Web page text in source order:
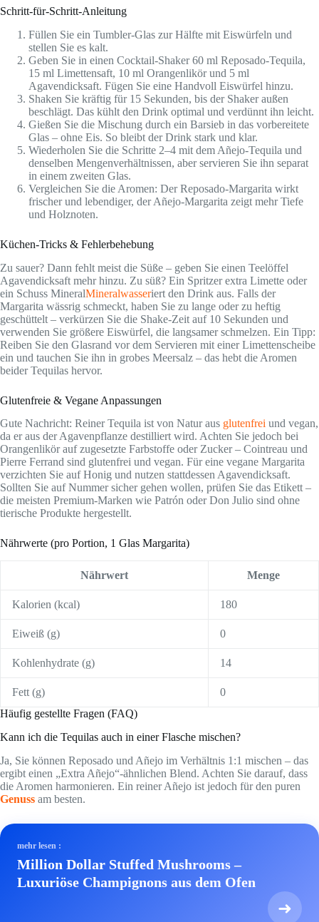
Schritt-für-Schritt-Anleitung
Füllen Sie ein Tumbler-Glas zur Hälfte mit Eiswürfeln und
stellen Sie es kalt.
Geben Sie in einen Cocktail-Shaker 60 ml Reposado-Tequila,
15 ml Limettensaft, 10 ml Orangenlikör und 5 ml
Agavendicksaft. Fügen Sie eine Handvoll Eiswürfel hinzu.
Shaken Sie kräftig für 15 Sekunden, bis der Shaker außen
beschlägt. Das kühlt den Drink optimal und verdünnt ihn leicht.
Gießen Sie die Mischung durch ein Barsieb in das vorbereitete
Glas – ohne Eis. So bleibt der Drink stark und klar.
Wiederholen Sie die Schritte 2–4 mit dem Añejo-Tequila und
denselben Mengenverhältnissen, aber servieren Sie ihn separat
in einem zweiten Glas.
Vergleichen Sie die Aromen: Der Reposado-Margarita wirkt
frischer und lebendiger, der Añejo-Margarita zeigt mehr Tiefe
und Holznoten.
Küchen-Tricks & Fehlerbehebung
Zu sauer? Dann fehlt meist die Süße – geben Sie einen Teelöffel
Agavendicksaft mehr hinzu. Zu süß? Ein Spritzer extra Limette oder
ein Schuss MineralMineralwasseriert den Drink aus. Falls der
Margarita wässrig schmeckt, haben Sie zu lange oder zu heftig
geschüttelt – verkürzen Sie die Shake-Zeit auf 10 Sekunden und
verwenden Sie größere Eiswürfel, die langsamer schmelzen. Ein Tipp:
Reiben Sie den Glasrand vor dem Servieren mit einer Limettenscheibe
ein und tauchen Sie ihn in grobes Meersalz – das hebt die Aromen
beider Tequilas hervor.
Glutenfreie & Vegane Anpassungen
Gute Nachricht: Reiner Tequila ist von Natur aus glutenfrei und vegan,
da er aus der Agavenpflanze destilliert wird. Achten Sie jedoch bei
Orangenlikör auf zugesetzte Farbstoffe oder Zucker – Cointreau und
Pierre Ferrand sind glutenfrei und vegan. Für eine vegane Margarita
verzichten Sie auf Honig und nutzen stattdessen Agavendicksaft.
Sollten Sie auf Nummer sicher gehen wollen, prüfen Sie das Etikett –
die meisten Premium-Marken wie Patrón oder Don Julio sind ohne
tierische Produkte hergestellt.
Nährwerte (pro Portion, 1 Glas Margarita)
Nährwert Menge
Kalorien (kcal) 180
Eiweiß (g) 0
Kohlenhydrate (g) 14
Fett (g)
0
Häufig gestellte Fragen (FAQ)
Kann ich die Tequilas auch in einer Flasche mischen?
Ja, Sie können Reposado und Añejo im Verhältnis 1:1 mischen – das
ergibt einen „Extra Añejo“-ähnlichen Blend. Achten Sie darauf, dass
die Aromen harmonieren. Ein reiner Añejo ist jedoch für den puren
Genuss am besten.
mehr lesen :
Million Dollar Stuffed Mushrooms –
Luxuriöse Champignons aus dem Ofen
➜